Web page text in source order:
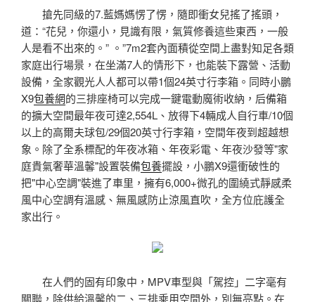
搶先同級的7.藍媽媽愣了愣，隨即衝女兒搖了搖頭，
道：“花兒，你還小，見識有限，氣質修養這些東西，一般
人是看不出來的。” 。”7m2套內面積從空間上盡對知足各類
家庭出行場景，在坐滿7人的情形下，也能裝下露營、活動
設備，全家觀光人人都可以帶1個24英寸行李箱。同時小鵬
X9包養網的三排座椅可以完成一鍵電動魔術收納，后備箱
的擴大空間最年夜可達2,554L、放得下4輛成人自行車/10個
以上的高爾夫球包/29個20英寸行李箱，空間年夜到超越想
象。除了全系標配的年夜冰箱、年夜彩電、年夜沙發等"家
庭貴氣奢華溫馨"設置裝備包養擺設，小鵬X9還衝破性的
把"中心空調"裝進了車里，擁有6,000+微孔的圍繞式靜感柔
風中心空調有溫感、無風感防止涼風直吹，全方位庇護全
家出行。
在人們的固有印象中，MPV車型與「駕控」二字毫有
關聯，除供給溫馨的二、三排乘用空間外，別無亮點。在